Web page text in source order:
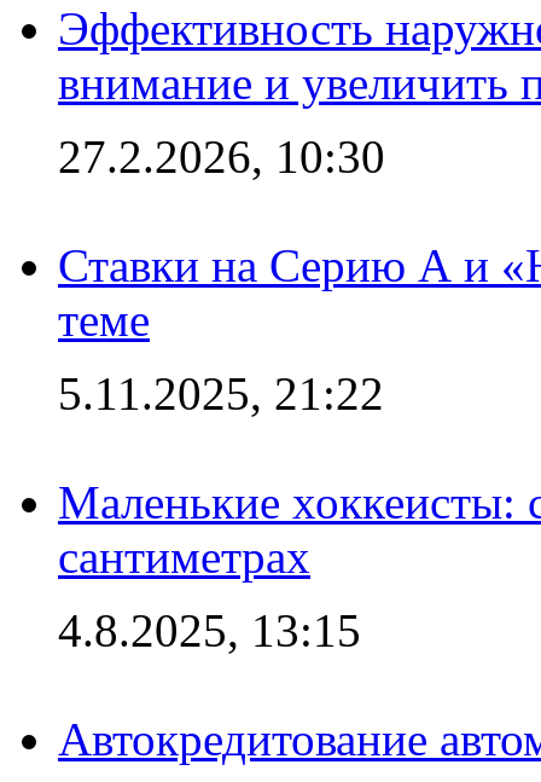
Эффективность
внимание и увеличить
27.2.2026, 10:30
Ставки на Серию А и
теме
5.11.2025, 21:22
Маленькие хоккеисты:
сантиметрах
4.8.2025, 13:15
Автокредитование